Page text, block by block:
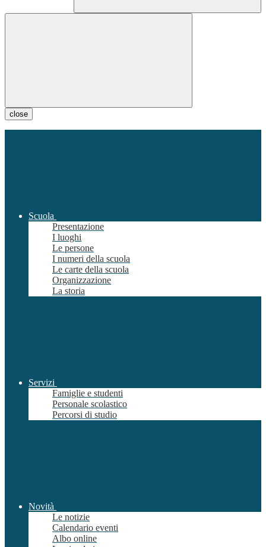
close
Scuola
Presentazione
I luoghi
Le persone
I numeri della scuola
Le carte della scuola
Organizzazione
La storia
Servizi
Famiglie e studenti
Personale scolastico
Percorsi di studio
Novità
Le notizie
Calendario eventi
Albo online